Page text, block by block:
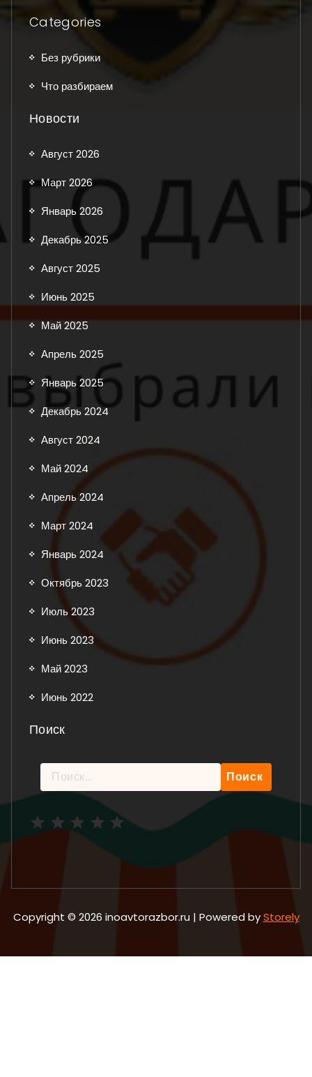
Categories
Без рубрики
Что разбираем
Новости
Август 2026
Март 2026
Январь 2026
Декабрь 2025
Август 2025
Июнь 2025
Май 2025
Апрель 2025
Январь 2025
Декабрь 2024
Август 2024
Май 2024
Апрель 2024
Март 2024
Январь 2024
Октябрь 2023
Июль 2023
Июнь 2023
Май 2023
Июнь 2022
Поиск
Найти:
Copyright © 2026 inoavtorazbor.ru | Powered byStorely